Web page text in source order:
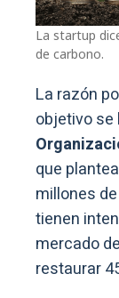
La startup
de carbono.
La razón
objetivo se
que
millones
tienen
mercado
restaurar